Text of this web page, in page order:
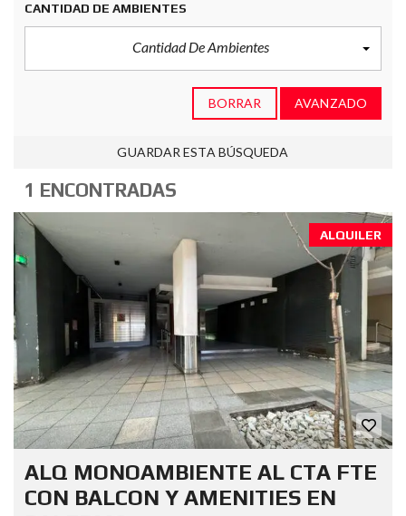
CANTIDAD DE AMBIENTES
Cantidad De Ambientes
BORRAR AVANZADO
GUARDAR ESTA BÚSQUEDA
1 ENCONTRADAS
ALQUILER
ALQ MONOAMBIENTE AL CTA FTE
CON BALCON Y AMENITIES EN